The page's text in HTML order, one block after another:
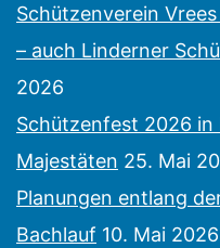
Schützenverein
– auch Linderner
2026
Schützenfest 2026 in
Majestäten 25. Mai
Planungen entlang
Bachlauf 10. Mai 2026